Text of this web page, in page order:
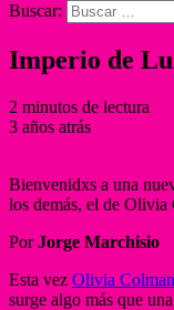
Buscar:
Imperio de
2 minutos de lectura
3 años atrás
Bienvenidxs a una
los demás, el de Olivia
PorJorge Marchisio
Esta vez Olivia Colman
surge algo más que